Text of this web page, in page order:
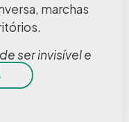
marchas
ser invisível e